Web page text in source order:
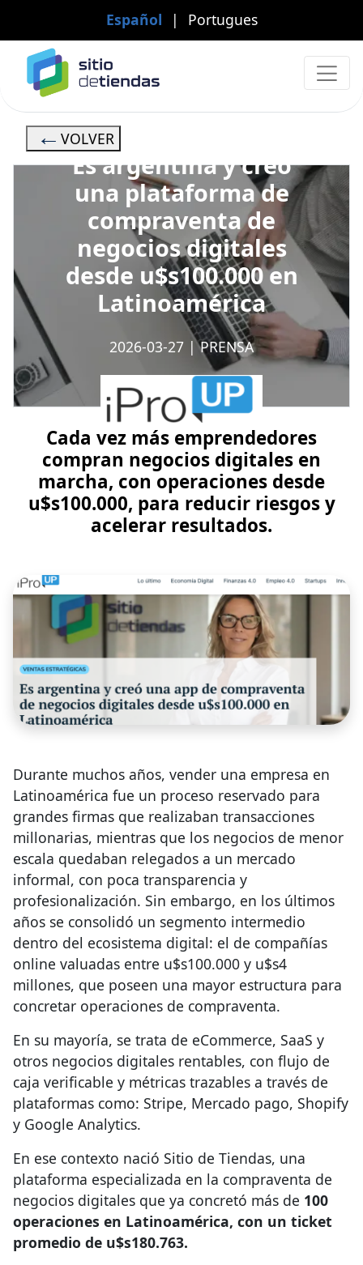
Español | Portugues
VOLVER
Es argentina y creó
una plataforma de
compraventa de
negocios digitales
desde u$s100.000 en
Latinoamérica
2026-03-27 |PRENSA
Cada vez más emprendedores
compran negocios digitales en
marcha, con operaciones desde
u$s100.000, para reducir riesgos y
acelerar resultados.
Durante muchos años, vender una empresa en
Latinoamérica fue un proceso reservado para
grandes firmas que realizaban transacciones
millonarias, mientras que los negocios de menor
escala quedaban relegados a un mercado
informal, con poca transparencia y
profesionalización. Sin embargo, en los últimos
años se consolidó un segmento intermedio
dentro del ecosistema digital: el de compañías
online valuadas entre u$s100.000 y u$s4
millones, que poseen una mayor estructura para
concretar operaciones de compraventa.
En su mayoría, se trata de eCommerce, SaaS y
otros negocios digitales rentables, con flujo de
caja verificable y métricas trazables a través de
plataformas como: Stripe, Mercado pago, Shopify
y Google Analytics.
En ese contexto nació Sitio de Tiendas, una
plataforma especializada en la compraventa de
negocios digitales que ya concretó más de 100
operaciones en Latinoamérica, con un ticket
promedio de u$s180.763.